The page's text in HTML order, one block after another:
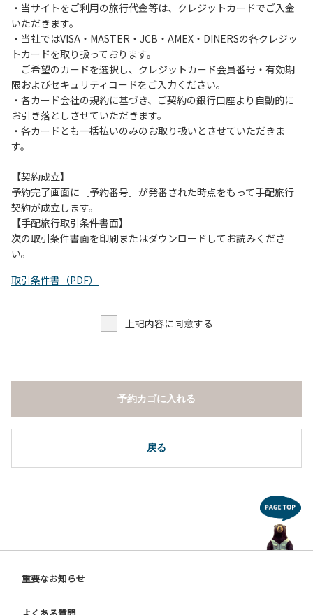
【禁止事項】
カラオケ、発電機、地面での直火による焚き火、キャンプフ
ァイヤー、打ち上げ式花火、テントサウナの設置
【注意事項】
当キャンプ場のそばを流れる歴舟川は、上流で雨が降ると短
時間で増水し、川原で遊んでいると大変危険な状態になりや
すく、過去にも増水により人が流される事故が数件起きてい
（１）川原にテントやタープを張らない。
（２）雨が降ったときは川原で遊ばない。
（３）カムイコタン公園キャンプ場で雨が降らなくても、上
流で雨が降り急に増水することがあるので、水の濁りに注意
し、濁り始めたときには直ちに川原での遊びを中止する。
（４）キャンプ場の管理者や地元住民から川についての注意
・当サイトをご利用の旅行代金等は、クレジットカードでご入金
いただきます。
・当社ではVISA・MASTER・JCB・AMEX・DINERSの各クレジッ
トカードを取り扱っております。
ご希望のカードを選択し、クレジットカード会員番号・有効期
限およびセキュリティコードをご入力ください。
・各カード会社の規約に基づき、ご契約の銀行口座より自動的に
お引き落としさせていただきます。
・各カードとも一括払いのみのお取り扱いとさせていただきま
す。
【契約成立】
予約完了画面に［予約番号］が発番された時点をもって手配旅行
契約が成立します。
【手配旅行取引条件書面】
次の取引条件書面を印刷またはダウンロードしてお読みくださ
い。
取引条件書（PDF）
上記内容に同意する
戻る
予約カゴに入れる
重要なお知らせ